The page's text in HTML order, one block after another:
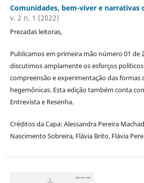
Comunidades, bem-viver e narrativas
v. 2 n. 1 (2022)
Prezadas leitoras,
Publicamos em primeira mão número 01 de
discutimos amplamente os esforços
compreensão e experimentação das formas
hegemônicas. Esta edição também conta
Entrevista e Resenha.
Créditos da Capa: Alessandra Pereira
Nascimento Sobreira, Flávia Brito, Flávia